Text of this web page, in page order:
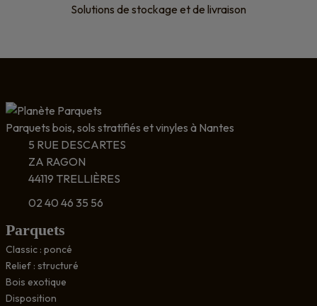
Solutions de stockage et de livraison
Parquets bois, sols stratifiés et vinyles à Nantes
5 RUE DESCARTES
ZA RAGON
44119 TRELLIÈRES
02 40 46 35 56
Parquets
Classic : poncé
Relief : structuré
Bois exotique
Disposition